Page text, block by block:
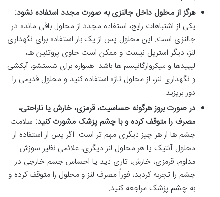
هرگز از محلول داخل جالنزی به صورت مجدد استفاده نشود:
یکی از اشتباهات رایج، استفاده مجدد از محلول باقی مانده در
جالنزی است. این محلول پس از یک بار استفاده برای نگهداری
لنز، دیگر استریل نیست و ممکن است حاوی پروتئین ها،
لیپیدها و میکروارگانیسم ها باشد. همواره برای شستشو، آبکشی
و نگهداری لنز، از محلول تازه استفاده کنید و محلول قدیمی را
دور بریزید.
در صورت بروز هرگونه حساسیت، قرمزی، خارش یا ناراحتی،
مصرف را متوقف کرده و با چشم پزشک مشورت کنید: سلامت
چشم ها از هر چیز دیگری مهم تر است. اگر پس از استفاده از
محلول آنتیک یا هر محلول لنز دیگری، علائمی نظیر سوزش
مداوم، قرمزی، خارش، تاری دید یا احساس جسم خارجی در
چشم را تجربه کردید، فوراً مصرف لنز و محلول را متوقف کرده و
به چشم پزشک مراجعه کنید.